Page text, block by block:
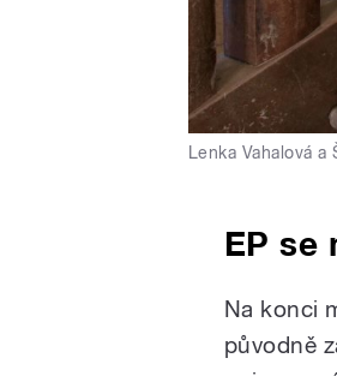
Lenka Vahalová a
EP se
Na konci
původně